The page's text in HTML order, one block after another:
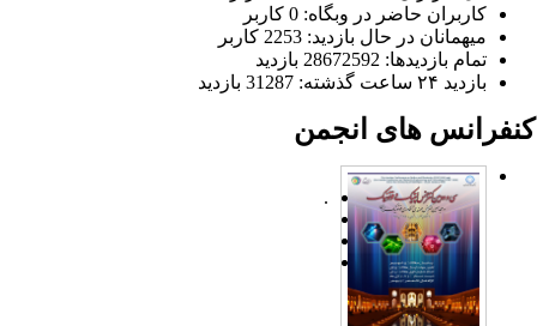
کاربران حاضر در وبگاه: 0 کاربر
میهمانان در حال بازدید: 2253 کاربر
تمام بازدید‌ها: 28672592 بازدید
بازدید ۲۴ ساعت گذشته: 31287 بازدید
های انجمن
.